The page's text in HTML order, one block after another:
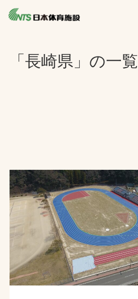
ニュース
会社概要
採用情報
お問合せ
お取引先の皆様へ
「長崎県」の一覧